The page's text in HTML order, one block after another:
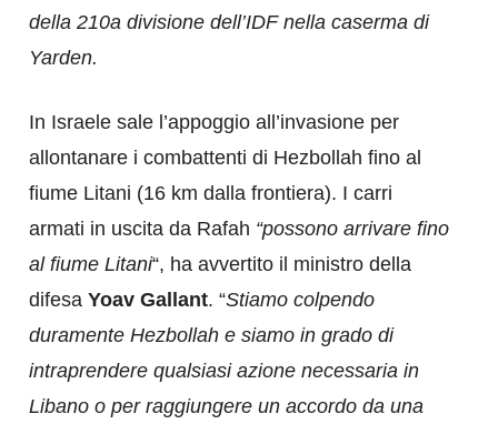
della 210a divisione dell’IDF nella caserma di
Yarden.
In Israele sale l’appoggio all’invasione per
allontanare i combattenti di Hezbollah fino al
fiume Litani (16 km dalla frontiera). I carri
armati in uscita da Rafah “possono arrivare fino
al fiume Litani“, ha avvertito il ministro della
difesa Yoav Gallant. “Stiamo colpendo
duramente Hezbollah e siamo in grado di
intraprendere qualsiasi azione necessaria in
Libano o per raggiungere un accordo da una